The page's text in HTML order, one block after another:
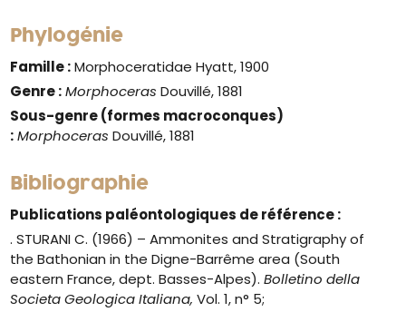
Phylogénie
Famille :Morphoceratidae Hyatt, 1900
Genre : Morphoceras Douvillé, 1881
Sous-genre (formes macroconques)
: Morphoceras Douvillé, 1881
Bibliographie
Publications paléontologiques de référence :
. STURANI C. (1966) – Ammonites and Stratigraphy of
the Bathonian in the Digne-Barrême area (South
eastern France, dept. Basses-Alpes).Bolletino della
Societa Geologica Italiana, Vol. 1, n° 5;